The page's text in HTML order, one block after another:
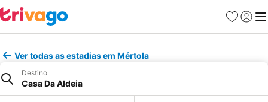
Favoritos
Iniciar
Ver todas as estadias em Mértola
Destino
Casa Da Aldeia